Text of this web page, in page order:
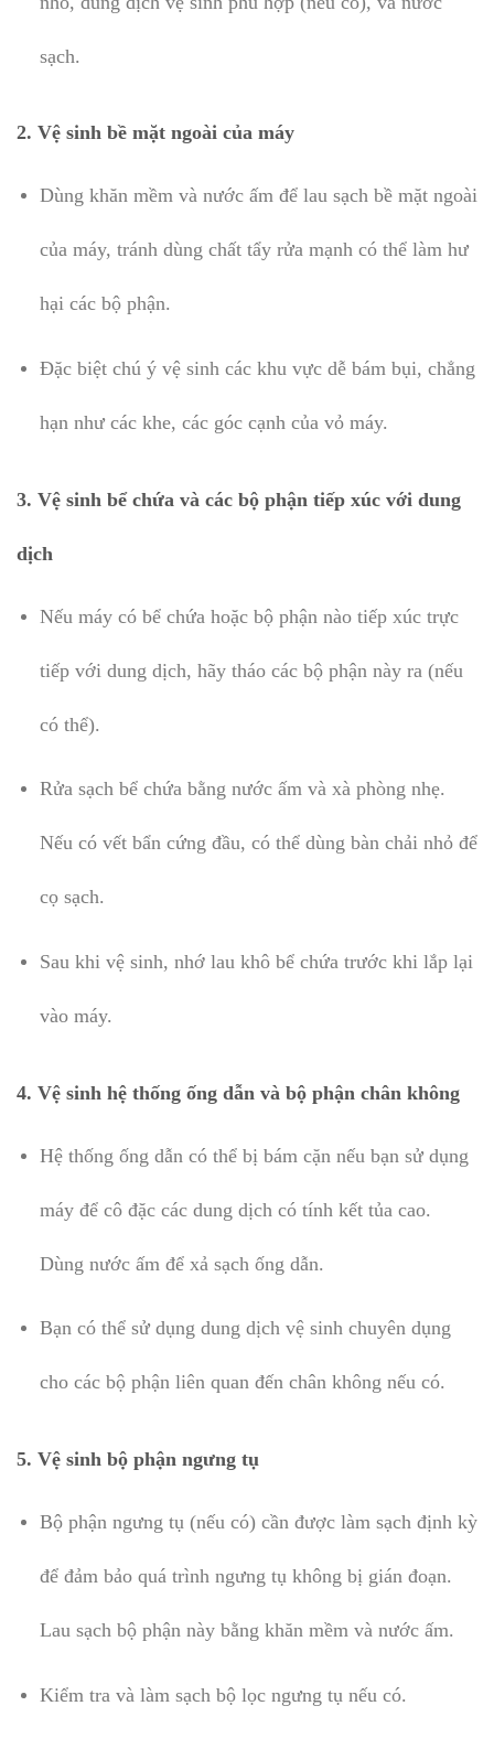
sạch.
2. Vệ sinh bề mặt ngoài của máy
Dùng khăn mềm và nước ấm để lau sạch bề mặt ngoài
của máy, tránh dùng chất tẩy rửa mạnh có thể làm hư
hại các bộ phận.
Đặc biệt chú ý vệ sinh các khu vực dễ bám bụi, chẳng
hạn như các khe, các góc cạnh của vỏ máy.
3. Vệ sinh bể chứa và các bộ phận tiếp xúc với dung
dịch
Nếu máy có bể chứa hoặc bộ phận nào tiếp xúc trực
tiếp với dung dịch, hãy tháo các bộ phận này ra (nếu
có thể).
Rửa sạch bể chứa bằng nước ấm và xà phòng nhẹ.
Nếu có vết bẩn cứng đầu, có thể dùng bàn chải nhỏ để
cọ sạch.
Sau khi vệ sinh, nhớ lau khô bể chứa trước khi lắp lại
vào máy.
4. Vệ sinh hệ thống ống dẫn và bộ phận chân không
Hệ thống ống dẫn có thể bị bám cặn nếu bạn sử dụng
máy để cô đặc các dung dịch có tính kết tủa cao.
Dùng nước ấm để xả sạch ống dẫn.
Bạn có thể sử dụng dung dịch vệ sinh chuyên dụng
cho các bộ phận liên quan đến chân không nếu có.
5. Vệ sinh bộ phận ngưng tụ
Bộ phận ngưng tụ (nếu có) cần được làm sạch định kỳ
để đảm bảo quá trình ngưng tụ không bị gián đoạn.
Lau sạch bộ phận này bằng khăn mềm và nước ấm.
Kiểm tra và làm sạch bộ lọc ngưng tụ nếu có.